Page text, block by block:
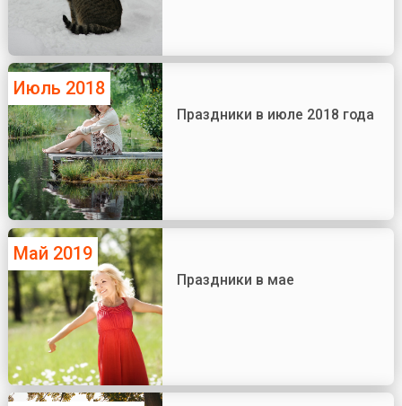
Июль 2018
Праздники в июле 2018 года
Май 2019
Праздники в мае